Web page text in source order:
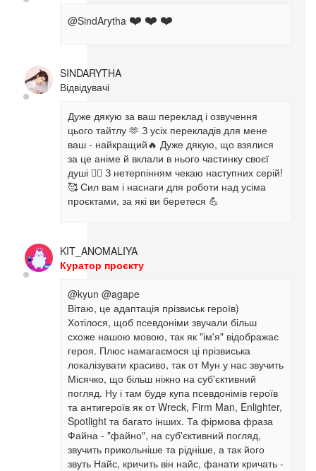
@SindArytha ❤️ ❤️ ❤️
SINDARYTHA
Відвідувачі
Дуже дякую за ваш переклад і озвучення
цього тайтлу 🫶 З усіх перекладів для мене
ваш - найкращий🔥 Дуже дякую, що взялися
за це аніме й вклали в нього частинку своєї
душі ❤️‍🔥 З нетерпінням чекаю наступних серій!
🥰 Сил вам і наснаги для роботи над усіма
проєктами, за які ви беретеся 💪
KIT_ANOMALIYA
Куратор проєкту
@kyun @agape
Вітаю, це адаптація прізвиськ героїв)
Хотілося, щоб псевдоніми звучали більш
схоже нашою мовою, так як "ім'я" відображає
героя. Плюс намагаємося ці прізвиська
локалізувати красиво, так от Мун у нас звучить
Місячко, що більш ніжно на суб'єктивний
погляд. Ну і там буде купа псевдонімів героїв
та антигероїв як от Wreck, Firm Man, Enlighter,
Spotlight та багато інших. Та фірмова фраза
Файна - "файно", на суб'єктивний погляд,
звучить прикольніше та рідніше, а так його
звуть Найс, кричить він найс, фанати кричать -